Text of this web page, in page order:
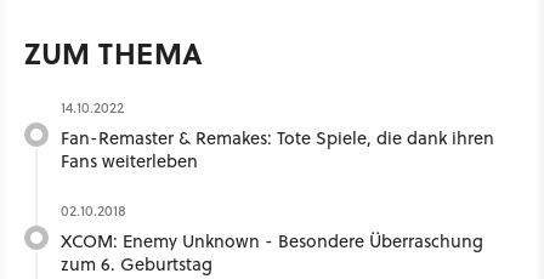
ZUM THEMA
14.10.2022
Fan-Remaster & Remakes: Tote Spiele, die dank ihren
Fans weiterleben
02.10.2018
XCOM: Enemy Unknown - Besondere Überraschung
zum 6. Geburtstag